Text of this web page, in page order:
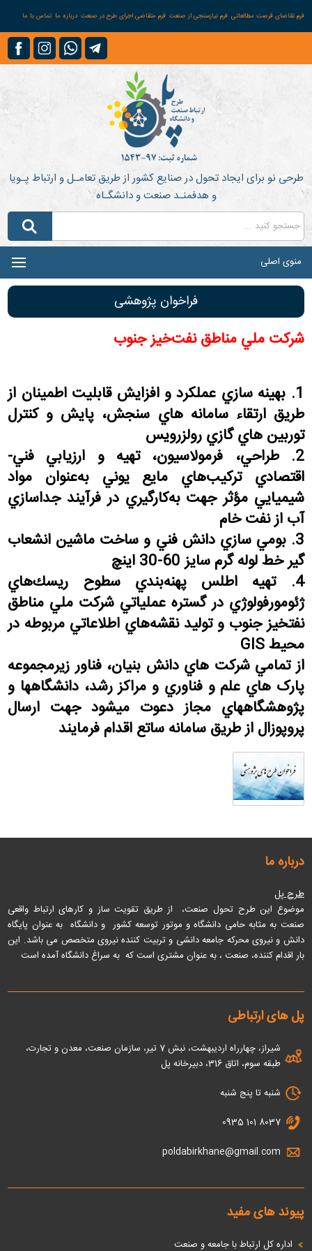
فرم تقاضای فرصت مطالعاتی فرم نیازسنجی از صنعت فرم متقاضی اجرای طرح در صنعت درباره ما تماس با ما
طرحی نو برای ایجاد تحول در صنایع کشور از طریق تعامـل و ارتباط پـویا
و هدفمنـد صنعت و دانشگـاه
منوی اصلی
فراخوان پژوهشی
شرکت ملي مناطق نفت‌خيز جنوب
1. بهينه سازي عملكرد و افزايش قابليت اطمينان از
طريق ارتقاء سامانه هاي سنجش، پايش و كنترل
توربين هاي گازي رولزرويس
2.
طراحي، فرمولاسيون، تهيه و ارزيابي فني-
اقتصادي تركيب‌هاي مايع يوني به‌عنوان مواد
شيميايي مؤثر جهت به‌كارگيري در فرآيند جداسازي
آب از نفت خام
3. بومي سازي دانش فني و ساخت ماشين انشعاب
گير خط لوله گرم سايز 60-30 اينچ
4.
تهيه اطلس پهنه‌بندي سطوح ريسك‌هاي
ژئومورفولوژي در گستره عملياتي شركت ملي مناطق
نفتخيز جنوب و توليد نقشه‌هاي اطلاعاتي مربوطه در
محيطGIS
از تمامي شرکت هاي دانش بنيان، فناور زيرمجموعه
پارک هاي علم و فناوري و مراکز رشد، دانشگاهها و
پژوهشگاههاي مجاز دعوت ميشود جهت ارسال
پروپوزال از طريق سامانه ساتع اقدام فرمايند
درباره ما
طرح پل
موضوع این طرح تحول صنعت، از طریق تقویت ساز و کارهای ارتباط واقعی
صنعت به مثابه حامی دانشگاه و موتور توسعه کشور و دانشگاه به عنوان پایگاه
دانش و نیروی محرکه جامعه دانشی و تربیت کننده نیروی متخصص می باشد. این
بار اقدام کننده، صنعت ، به عنوان مشتری است که به سراغ دانشگاه آمده است
پل های ارتباطی
شیراز، چهارراه اردیبهشت، نبش 7 تیر، سازمان صنعت، معدن و تجارت،
طبقه سوم، اتاق 316، دبیرخانه پل
شنبه تا پنج شنبه
0935 101 8037
poldabirkhane@gmail.com
پیوند های مفید
اداره كل ارتباط با جامعه و صنعت